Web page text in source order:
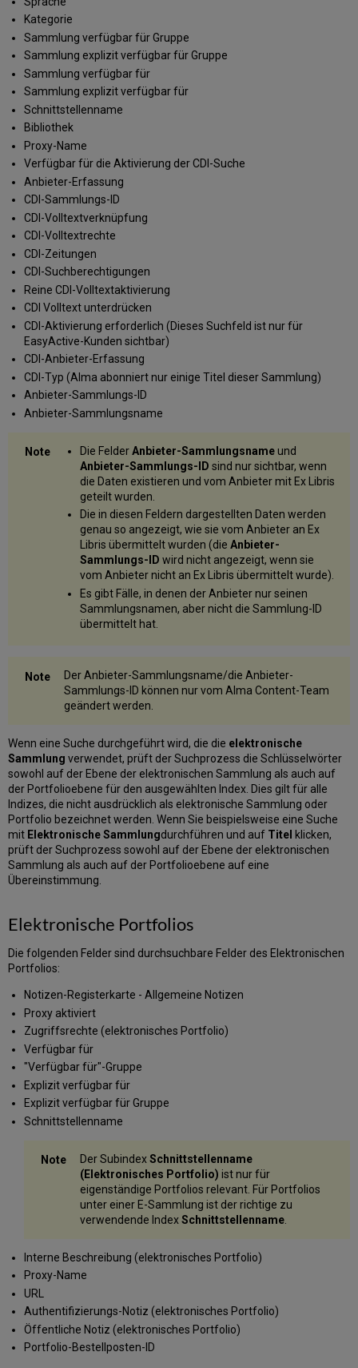
Kategorie
Sammlung verfügbar für Gruppe
Sammlung explizit verfügbar für Gruppe
Sammlung verfügbar für
Sammlung explizit verfügbar für
Schnittstellenname
Bibliothek
Proxy-Name
Verfügbar für die Aktivierung der CDI-Suche
Anbieter-Erfassung
CDI-Sammlungs-ID
CDI-Volltextverknüpfung
CDI-Volltextrechte
CDI-Zeitungen
CDI-Suchberechtigungen
Reine CDI-Volltextaktivierung
CDI Volltext unterdrücken
CDI-Aktivierung erforderlich (Dieses Suchfeld ist nur für
EasyActive-Kunden sichtbar)
CDI-Anbieter-Erfassung
CDI-Typ (Alma abonniert nur einige Titel dieser Sammlung)
Anbieter-Sammlungs-ID
Anbieter-Sammlungsname
Die FelderAnbieter-Sammlungsnameund
Anbieter-Sammlungs-ID sind nur sichtbar, wenn
die Daten existieren und vom Anbieter mit Ex Libris
geteilt wurden.
Die in diesen Feldern dargestellten Daten werden
genau so angezeigt, wie sie vom Anbieter an Ex
Libris übermittelt wurden (die Anbieter-
Sammlungs-ID wird nicht angezeigt, wenn sie
vom Anbieter nicht an Ex Libris übermittelt wurde).
Es gibt Fälle, in denen der Anbieter nur seinen
Sammlungsnamen, aber nicht die Sammlung-ID
übermittelt hat.
Der Anbieter-Sammlungsname/die Anbieter-
Sammlungs-ID können nur vom Alma Content-Team
geändert werden.
Wenn eine Suche durchgeführt wird, die die elektronische
Sammlung verwendet, prüft der Suchprozess die Schlüsselwörter
sowohl auf der Ebene der elektronischen Sammlung als auch auf
der Portfolioebene für den ausgewählten Index. Dies gilt für alle
Indizes, die nicht ausdrücklich als elektronische Sammlung oder
Portfolio bezeichnet werden. Wenn Sie beispielsweise eine Suche
mit Elektronische Sammlungdurchführen und auf Titel klicken,
prüft der Suchprozess sowohl auf der Ebene der elektronischen
Sammlung als auch auf der Portfolioebene auf eine
Übereinstimmung.
Elektronische Portfolios
Die folgenden Felder sind durchsuchbare Felder des Elektronischen
Portfolios:
Notizen-Registerkarte - Allgemeine Notizen
Proxy aktiviert
Zugriffsrechte (elektronisches Portfolio)
Verfügbar für
"Verfügbar für"-Gruppe
Explizit verfügbar für
Explizit verfügbar für Gruppe
Schnittstellenname
Der SubindexSchnittstellenname
(Elektronisches Portfolio) ist nur für
eigenständige Portfolios relevant. Für Portfolios
unter einer E-Sammlung ist der richtige zu
verwendende IndexSchnittstellenname.
Interne Beschreibung (elektronisches Portfolio)
Proxy-Name
URL
Authentifizierungs-Notiz (elektronisches Portfolio)
Öffentliche Notiz (elektronisches Portfolio)
Portfolio-Bestellposten-ID